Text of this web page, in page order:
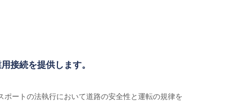
接続を提供します。
ートの法執行において道路の安全性と運転の規律を